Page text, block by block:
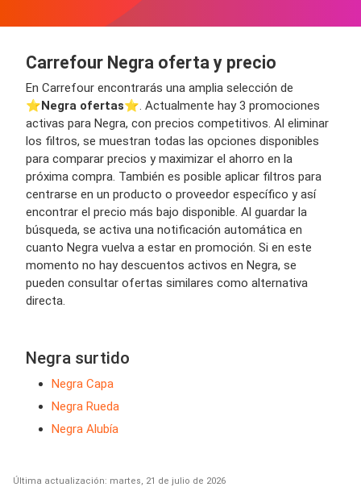
Carrefour Negra oferta y precio
En Carrefour encontrarás una amplia selección de
⭐️Negra ofertas⭐️. Actualmente hay 3 promociones
activas para Negra, con precios competitivos. Al eliminar
los filtros, se muestran todas las opciones disponibles
para comparar precios y maximizar el ahorro en la
próxima compra. También es posible aplicar filtros para
centrarse en un producto o proveedor específico y así
encontrar el precio más bajo disponible. Al guardar la
búsqueda, se activa una notificación automática en
cuanto Negra vuelva a estar en promoción. Si en este
momento no hay descuentos activos en Negra, se
pueden consultar ofertas similares como alternativa
directa.
Negra surtido
Negra Capa
Negra Rueda
Negra Alubía
Última actualización: martes, 21 de julio de 2026